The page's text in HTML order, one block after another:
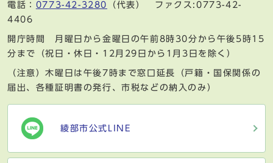
電話： 0773-42-3280
（代表） ファクス:0773-42-
4406
開庁時間 月曜日から金曜日の午前8時30分から午後5時15
分まで（祝日・休日・12月29日から1月3日を除く）
（注意）木曜日は午後7時まで窓口延長（戸籍・国保関係の
届出、各種証明書の発行、市税などの納入のみ）
綾部市公式LINE